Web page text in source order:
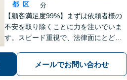
都
区
分
【顧客満足度99%】まずは依頼者様の
不安を取り除くことに力を注いでいま
す。スピード重視で、法律面にとどま
刑事事件・離婚問題、不動産トラブ
ル、相続などお悩みのことはぜひご相
メールでお問い合わせ